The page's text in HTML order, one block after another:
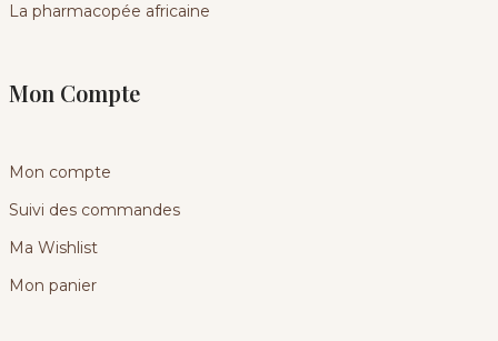
La pharmacopée africaine
Mon Compte
Mon compte
Suivi des commandes
Ma Wishlist
Mon panier